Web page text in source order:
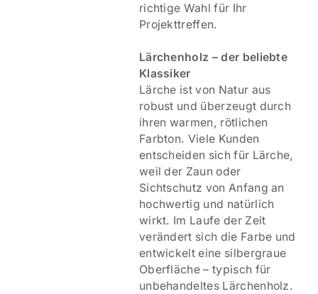
richtige Wahl für Ihr
Projekttreffen.
Lärchenholz – der beliebte
Klassiker
Lärche ist von Natur aus
robust und überzeugt durch
ihren warmen, rötlichen
Farbton. Viele Kunden
entscheiden sich für Lärche,
weil der Zaun oder
Sichtschutz von Anfang an
hochwertig und natürlich
wirkt. Im Laufe der Zeit
verändert sich die Farbe und
entwickelt eine silbergraue
Oberfläche – typisch für
unbehandeltes Lärchenholz.